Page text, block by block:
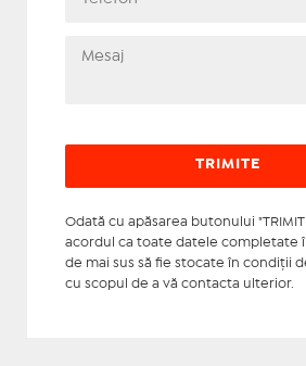
Odată cu apăsarea butonului
acordul ca toate datele completate
de mai sus să fie stocate în condiţii
cu scopul de a vă contacta ulterior.